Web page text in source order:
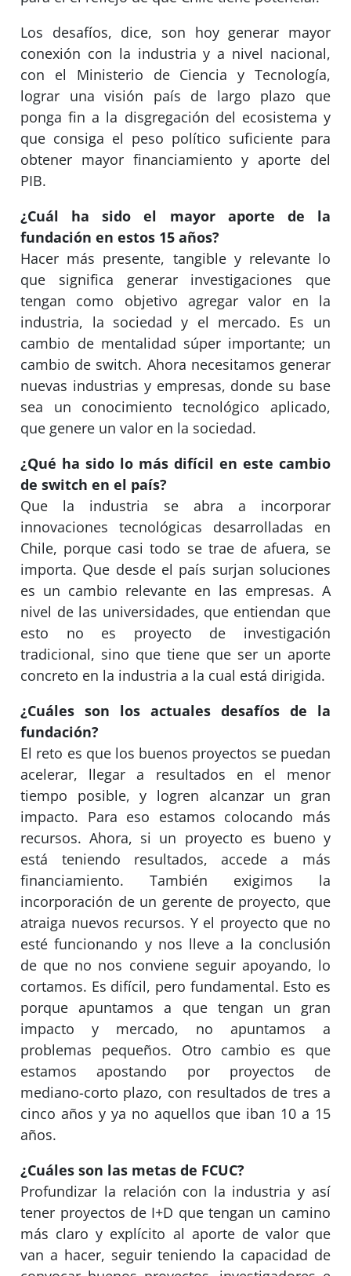
Los desafíos, dice, son hoy generar mayor
conexión con la industria y a nivel nacional,
con el Ministerio de Ciencia y Tecnología,
lograr una visión país de largo plazo que
ponga fin a la disgregación del ecosistema y
que consiga el peso político suficiente para
obtener mayor financiamiento y aporte del
PIB.
¿Cuál ha sido el mayor aporte de la
fundación en estos 15 años?
Hacer más presente, tangible y relevante lo
que significa generar investigaciones que
tengan como objetivo agregar valor en la
industria, la sociedad y el mercado. Es un
cambio de mentalidad súper importante; un
cambio de switch. Ahora necesitamos generar
nuevas industrias y empresas, donde su base
sea un conocimiento tecnológico aplicado,
que genere un valor en la sociedad.
¿Qué ha sido lo más difícil en este cambio
de switch en el país?
Que la industria se abra a incorporar
innovaciones tecnológicas desarrolladas en
Chile, porque casi todo se trae de afuera, se
importa. Que desde el país surjan soluciones
es un cambio relevante en las empresas. A
nivel de las universidades, que entiendan que
esto no es proyecto de investigación
tradicional, sino que tiene que ser un aporte
concreto en la industria a la cual está dirigida.
¿Cuáles son los actuales desafíos de la
fundación?
El reto es que los buenos proyectos se puedan
acelerar, llegar a resultados en el menor
tiempo posible, y logren alcanzar un gran
impacto. Para eso estamos colocando más
recursos. Ahora, si un proyecto es bueno y
está teniendo resultados, accede a más
financiamiento. También exigimos la
incorporación de un gerente de proyecto, que
atraiga nuevos recursos. Y el proyecto que no
esté funcionando y nos lleve a la conclusión
de que no nos conviene seguir apoyando, lo
cortamos. Es difícil, pero fundamental. Esto es
porque apuntamos a que tengan un gran
impacto y mercado, no apuntamos a
problemas pequeños. Otro cambio es que
estamos apostando por proyectos de
mediano-corto plazo, con resultados de tres a
cinco años y ya no aquellos que iban 10 a 15
años.
¿Cuáles son las metas de FCUC?
Profundizar la relación con la industria y así
tener proyectos de I+D que tengan un camino
más claro y explícito al aporte de valor que
van a hacer, seguir teniendo la capacidad de